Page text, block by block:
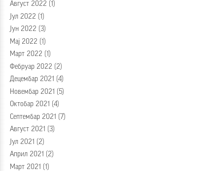
Август 2022 (1)
Јул 2022 (1)
Јун 2022 (3)
Мај 2022 (1)
Март 2022 (1)
Фебруар 2022 (2)
Децембар 2021
(4)
Новембар 2021
(5)
Октобар 2021
(4)
Септембар 2021
(7)
Август 2021
(3)
Јул 2021
(2)
Април 2021
(2)
Март 2021
(1)